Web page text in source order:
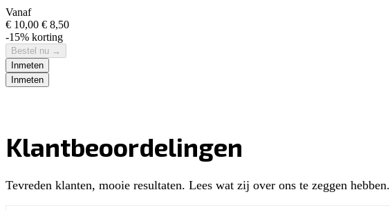
Vanaf
€ 10,00 € 8,50
-15% korting
Bestel nu →
Inmeten
Inmeten
Klantbeoordelingen
Tevreden klanten, mooie resultaten. Lees wat zij over ons te zeggen hebben.